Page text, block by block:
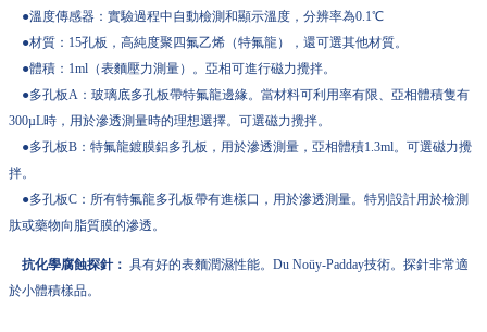
●溫度傳感器：實驗過程中自動檢測和顯示溫度，分辨率為0.1℃
●材質：15孔板，高純度聚四氟乙烯（特氟龍），還可選其他材質。
●體積：1ml（表麵壓力測量）。亞相可進行磁力攪拌。
●多孔板A：玻璃底多孔板帶特氟龍邊緣。當材料可利用率有限、亞相體積隻有
300µL時，用於滲透測量時的理想選擇。可選磁力攪拌。
●多孔板B：特氟龍鍍膜鋁多孔板，用於滲透測量，亞相體積1.3ml。可選磁力攪
拌。
●多孔板C：所有特氟龍多孔板帶有進樣口，用於滲透測量。特別設計用於檢測
肽或藥物向脂質膜的滲透。
抗化學腐蝕探針： 具有好的表麵潤濕性能。Du Noüy-Padday技術。探針非常適
於小體積樣品。